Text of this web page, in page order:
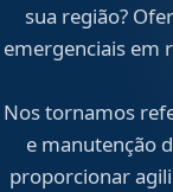
sua região?
emergenciais em
Nos tornamos
e manutenção
proporcionar